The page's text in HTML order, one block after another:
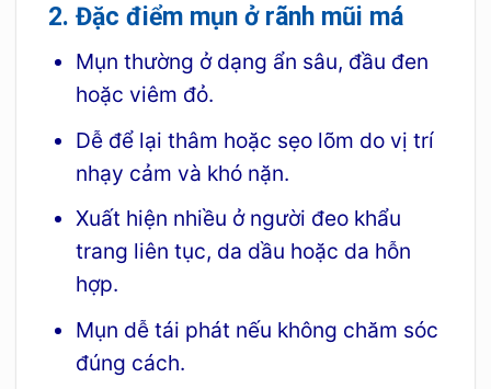
2. Đặc điểm mụn ở rãnh mũi má
Mụn thường ở dạng ẩn sâu, đầu đen
hoặc viêm đỏ.
Dễ để lại thâm hoặc sẹo lõm do vị trí
nhạy cảm và khó nặn.
Xuất hiện nhiều ở người đeo khẩu
trang liên tục, da dầu hoặc da hỗn
hợp.
Mụn dễ tái phát nếu không chăm sóc
đúng cách.